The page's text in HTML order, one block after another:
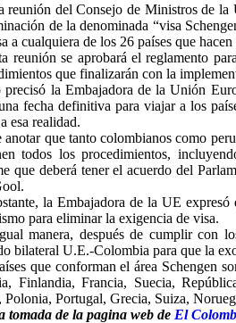
reunión del Consejo de Ministros de la
de la denominada “visa
a cualquiera de los 26 países que
reunión se aprobará el reglamento
que finalizarán con la
la Embajadora de la Unión
fecha definitiva para viajar a los
esa realidad.
anotar que tanto colombianos como
todos los procedimientos,
que deberá tener el acuerdo del
la Embajadora de la UE
para eliminar la exigencia de visa.
manera, después de cumplir con
bilateral U.E.-Colombia para que la
que conforman el área Schengen
Finlandia, Francia, Suecia,
Polonia, Portugal, Grecia, Suiza,
tomada de la pagina web de El